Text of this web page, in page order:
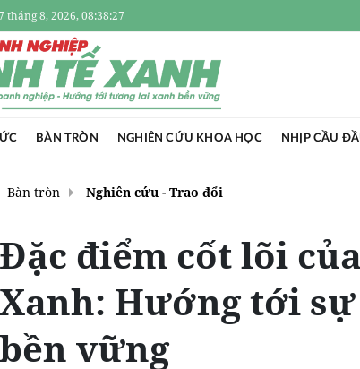
tháng 8, 2026, 08:38:28
BÀN TRÒN NGHIÊN CỨU KHOA HỌC NHỊP CẦU
Bàn tròn Nghiên cứu - Trao đổi
Đặc điểm cốt lõi
Xanh: Hướng tới
bền vững